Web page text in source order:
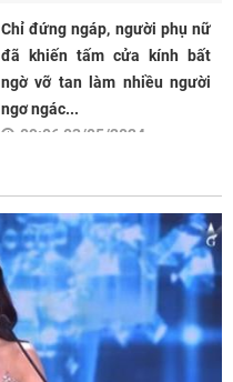
Chỉ đứng ngáp, người phụ nữ
đã khiến tấm cửa kính bất
ngờ vỡ tan làm nhiều người
ngơ ngác...
09:06 03/05/2024